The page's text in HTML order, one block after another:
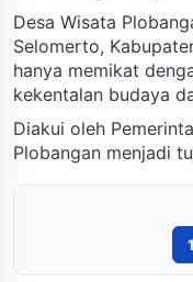
Desa Wisata
Selomerto,
hanya memikat
kekentalan budaya
Diakui oleh
Plobangan menjadi
1